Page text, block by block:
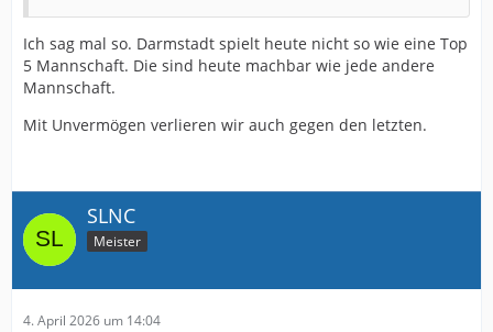
Ich sag mal so. Darmstadt spielt heute nicht so wie eine Top
5 Mannschaft. Die sind heute machbar wie jede andere
Mannschaft.
Mit Unvermögen verlieren wir auch gegen den letzten.
SLNC
Meister
4. April 2026 um 14:04